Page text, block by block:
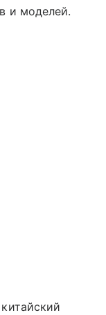
и моделей.